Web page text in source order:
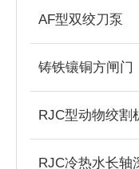
AF型双绞刀泵
铸铁镶铜方闸门
RJC型动物绞割
RJC冷热水长轴